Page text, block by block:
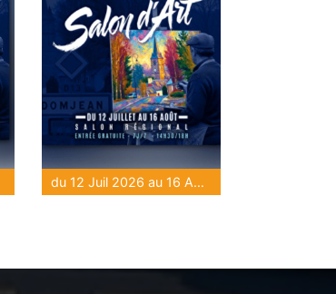
du 12 Juil 2026 au 16 Août 2026